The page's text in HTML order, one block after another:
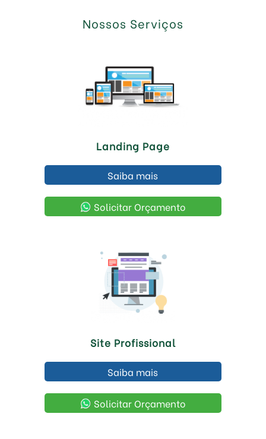
Nossos Serviços
Landing Page
Saiba mais
Solicitar Orçamento
Site Profissional
Saiba mais
Solicitar Orçamento